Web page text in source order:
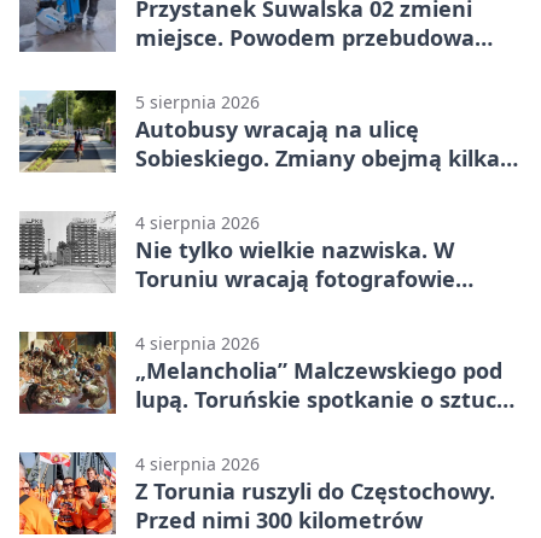
Przystanek Suwalska 02 zmieni
miejsce. Powodem przebudowa
5 sierpnia 2026
Autobusy wracają na ulicę
Sobieskiego. Zmiany obejmą kilka
4 sierpnia 2026
Nie tylko wielkie nazwiska. W
Toruniu wracają fotografowie
4 sierpnia 2026
„Melancholia” Malczewskiego pod
lupą. Toruńskie spotkanie o sztuce i
4 sierpnia 2026
Z Torunia ruszyli do Częstochowy.
Przed nimi 300 kilometrów